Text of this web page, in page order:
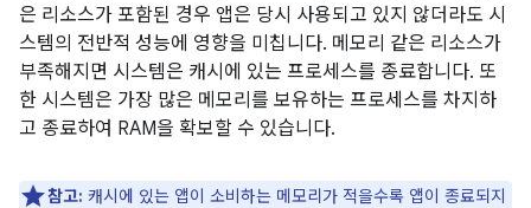
은 리소스가 포함된 경우 앱은 당시 사용되고 있지 않더라도 시
스템의 전반적 성능에 영향을 미칩니다. 메모리 같은 리소스가
부족해지면 시스템은 캐시에 있는 프로세스를 종료합니다. 또
한 시스템은 가장 많은 메모리를 보유하는 프로세스를 차지하
고 종료하여 RAM을 확보할 수 있습니다.
참고: 캐시에 있는 앱이 소비하는 메모리가 적을수록 앱이 종료되지